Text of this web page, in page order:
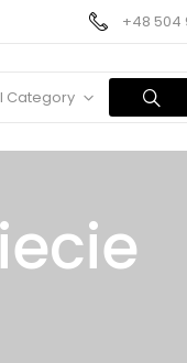
+48 504
Category